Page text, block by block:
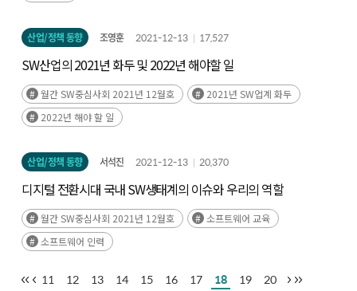
산업/정책 동향 조영훈 2021-12-13 17,527
SW산업의 2021년 화두 및 2022년 해야할 일
월간 SW중심사회 2021년 12월호
2021년 SW업계 화두
2022년 해야 할 일
산업/정책 동향 서석진 2021-12-13 20,370
디지털 전환시대 국내 SW생태계의 이슈와 우리의 역할
월간 SW중심사회 2021년 12월호
소프트웨어 교육
소프트웨어 인력
11 12 13 14 15 16 17 18 19 20